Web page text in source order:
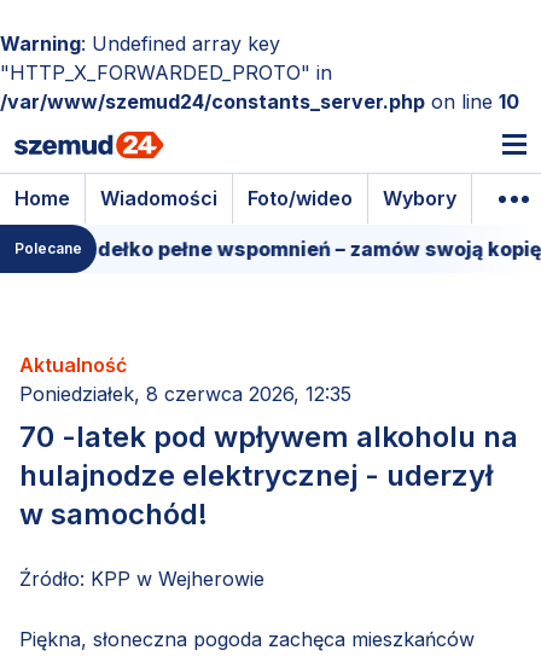
Warning: Undefined array key
"HTTP_X_FORWARDED_PROTO" in
/var/www/szemud24/constants_server.php on line 10
Home Wiadomości Foto/wideo Wybory
Polecane
pudełko pełne wspomnień – zamów swoją kopię!
Aktualność
Poniedziałek, 8 czerwca 2026, 12:35
70 -latek pod wpływem alkoholu na
hulajnodze elektrycznej - uderzył
w samochód!
Źródło: KPP w Wejherowie
Piękna, słoneczna pogoda zachęca mieszkańców